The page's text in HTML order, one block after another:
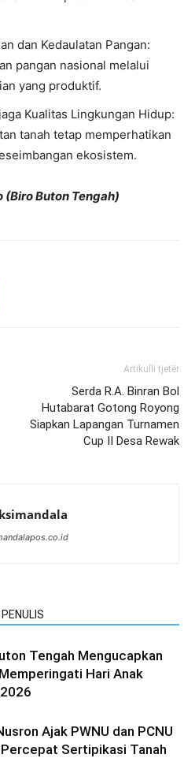
dan Kedaulatan Pangan:
pangan nasional melalui
yang produktif.
Kualitas Lingkungan Hidup:
tanah tetap memperhatikan
ekosistem.
(Biro Buton Tengah)
Artikulli tjetër
Serda R.A. Binran Bol
Hutabarat Gotong Royong
Siapkan Lapangan Turnamen
Cup II Desa Rewak
PENULIS
Tengah Mengucapkan
Hari Anak
Ajak PWNU dan PCNU
Sertipikasi Tanah